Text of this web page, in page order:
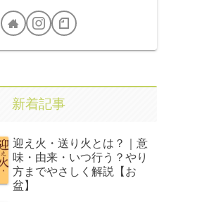
新着記事
迎え火・送り火とは？｜意
味・由来・いつ行う？やり
方までやさしく解説【お
盆】